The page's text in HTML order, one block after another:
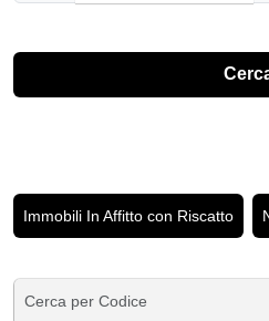
Immobili In Affitto con Riscatto